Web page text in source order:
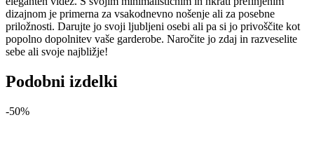
dizajnom je primerna za vsakodnevno nošenje ali za posebne
priložnosti. Darujte jo svoji ljubljeni osebi ali pa si jo privoščite kot
popolno dopolnitev vaše garderobe. Naročite jo zdaj in razveselite
sebe ali svoje najbližje!
Podobni izdelki
-50%